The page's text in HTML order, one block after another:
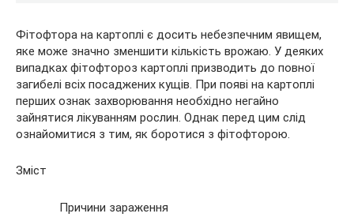
Фітофтора на картоплі є досить небезпечним явищем,
яке може значно зменшити кількість врожаю. У деяких
випадках фітофтороз картоплі призводить до повної
загибелі всіх посаджених кущів. При появі на картоплі
перших ознак захворювання необхідно негайно
зайнятися лікуванням рослин. Однак перед цим слід
ознайомитися з тим, як боротися з фітофторою.
Зміст
Причини зараження